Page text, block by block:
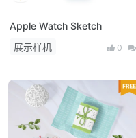
Apple Watch Sketch
展示样机
0